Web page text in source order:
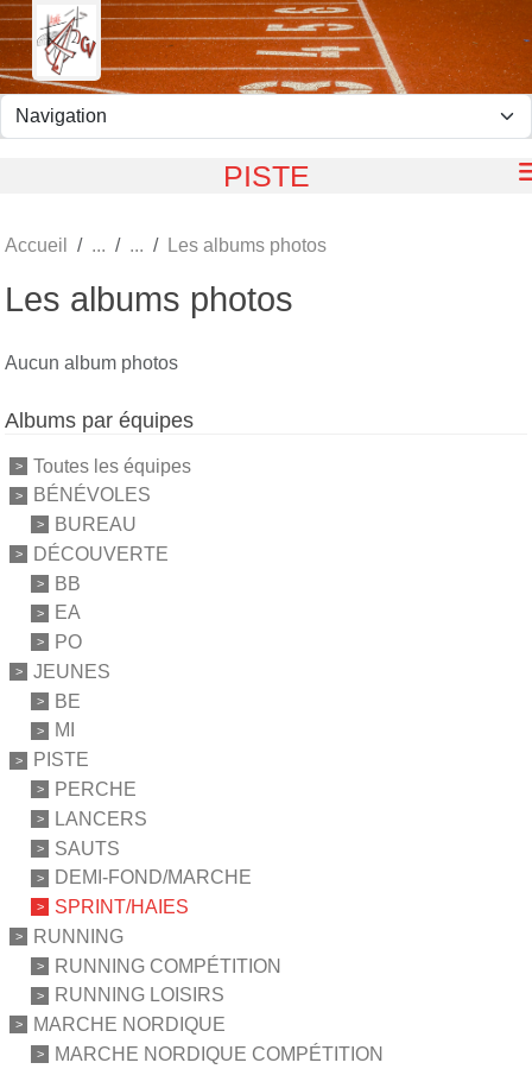
PISTE
Accueil Les albums photos
Les albums photos
Aucun album photos
Albums par équipes
Toutes les équipes
BÉNÉVOLES
BUREAU
DÉCOUVERTE
BB
EA
PO
JEUNES
BE
MI
PISTE
PERCHE
LANCERS
SAUTS
DEMI-FOND/MARCHE
SPRINT/HAIES
RUNNING
RUNNING COMPÉTITION
RUNNING LOISIRS
MARCHE NORDIQUE
MARCHE NORDIQUE COMPÉTITION
Panneau de gestion des cookies